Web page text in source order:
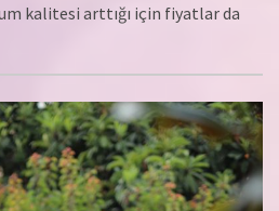
kalitesi arttığı için fiyatlar da